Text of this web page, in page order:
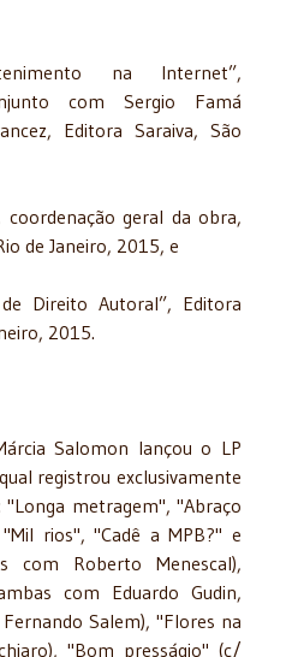
na Internet”,
com Sergio Famá
Editora Saraiva, São
geral da obra,
de Janeiro, 2015, e
Direito Autoral”, Editora
2015.
Salomon lançou o LP
registrou exclusivamente
"Longa metragem", "Abraço
rios", "Cadê a MPB?" e
com Roberto Menescal),
com Eduardo Gudin,
Salem), "Flores na
"Bom presságio" (c/